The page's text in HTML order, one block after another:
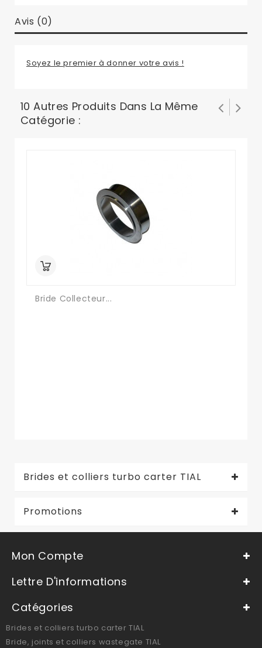
Avis (0)
Soyez le premier à donner votre avis !
10 Autres Produits Dans La Même
Catégorie :
Bride Collecteur...
Brides et colliers turbo carter TIAL
Promotions
Mon Compte
Lettre D'informations
Catégories
Brides et colliers turbo carter TIAL
Bride, joints et colliers wastegate TIAL